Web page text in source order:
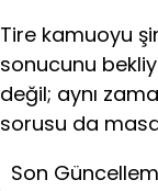
Tire kamuoyu
sonucunu
değil; aynı
sorusu da
Son